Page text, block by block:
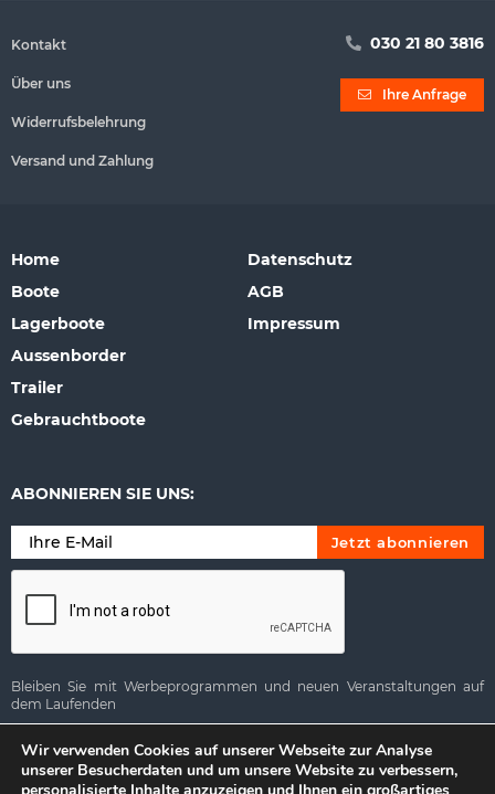
Kontakt
Über uns
Widerrufsbelehrung
Versand und Zahlung
030 21 80 3816
Ihre Anfrage
Home
Boote
Lagerboote
Aussenborder
Trailer
Gebrauchtboote
Datenschutz
AGB
Impressum
ABONNIEREN SIE UNS:
Bleiben Sie mit Werbeprogrammen und neuen Veranstaltungen auf
dem Laufenden
Alternative:
Wir verwenden Cookies auf unserer Webseite zur Analyse
unserer Besucherdaten und um unsere Website zu verbessern,